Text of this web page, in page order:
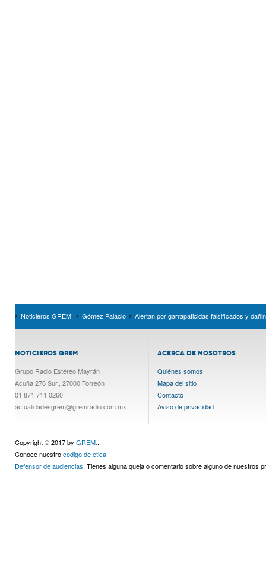
Noticieros GREM Gómez Palacio Alertan por garrapaticidas falsificados y
NOTICIEROS GREM
Grupo Radio Estéreo Mayrán
Acuña 276 Sur., 27000 Torreón
01 871 711 0260
actualidadesgrem@gremradio.com.mx
ACERCA DE NOSOTROS
Quiénes somos
Mapa del sitio
Contacto
Aviso de privacidad
Copyright © 2017 by GREM..
Conoce nuestrocodigo de etica.
Defensor de audiencias. Tienes alguna queja o comentario sobre alguno de nuestros